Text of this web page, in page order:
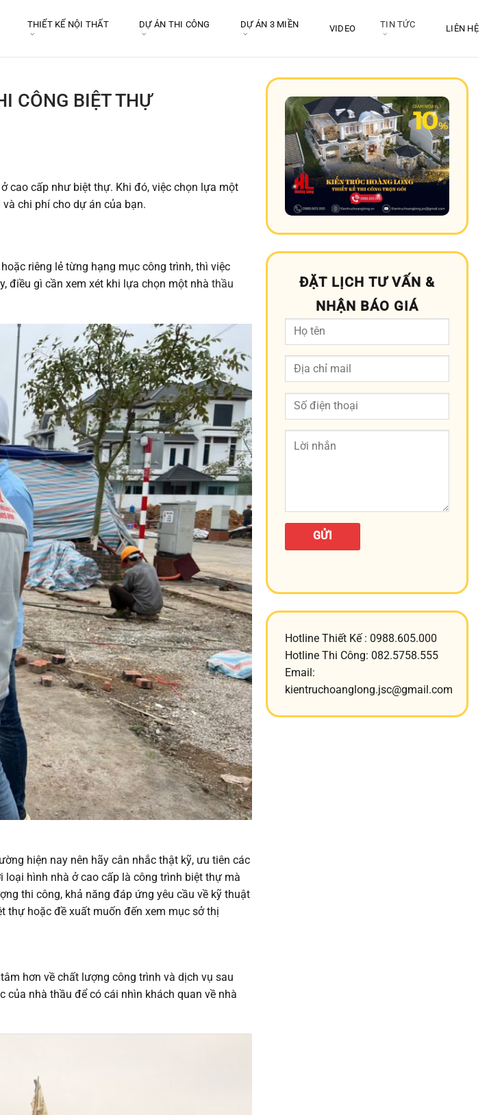
THIẾT KẾ NỘI THẤT DỰ ÁN THI CÔNG DỰ ÁN 3 MIỀN VIDEO TIN TỨC LIÊN HỆ
CÔNG BIỆT THỰ
cao cấp như biệt thự. Khi đó, việc chọn lựa một
chi phí cho dự án của bạn.
riêng lẻ từng hạng mục công trình, thì việc
điều gì cần xem xét khi lựa chọn một nhà thầu
hiện nay nên hãy cân nhắc thật kỹ, ưu tiên các
hình nhà ở cao cấp là công trình biệt thự mà
thi công, khả năng đáp ứng yêu cầu về kỹ thuật
thự hoặc đề xuất muốn đến xem mục sở thị
hơn về chất lượng công trình và dịch vụ sau
nhà thầu để có cái nhìn khách quan về nhà
ĐẶT LỊCH TƯ VẤN &
NHẬN BÁO GIÁ
Hotline Thiết Kế : 0988.605.000
Hotline Thi Công: 082.5758.555
Email:
kientruchoanglong.jsc@gmail.com